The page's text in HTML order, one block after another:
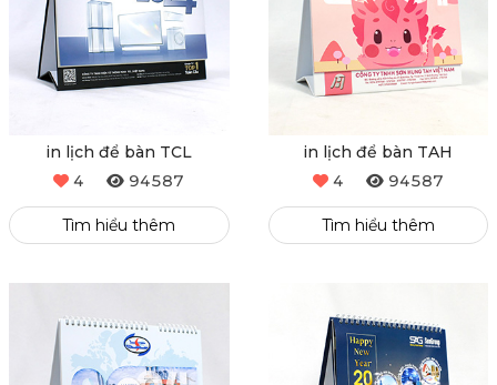
in lịch để bàn TCL
4
94587
Tìm hiểu thêm
in lịch để bàn TAH
4
94587
Tìm hiểu thêm